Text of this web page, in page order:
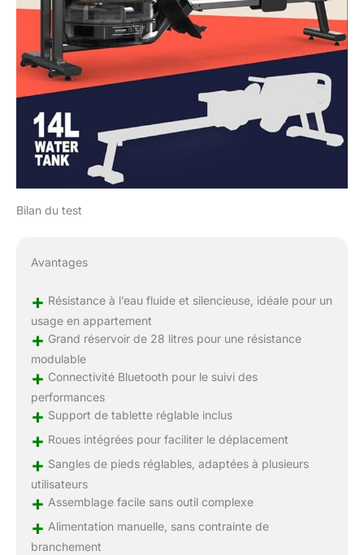
Bilan du test
Avantages
+ Résistance à l’eau fluide et silencieuse, idéale pour un
usage en appartement
+ Grand réservoir de 28 litres pour une résistance
modulable
+ Connectivité Bluetooth pour le suivi des
performances
+ Support de tablette réglable inclus
+ Roues intégrées pour faciliter le déplacement
+ Sangles de pieds réglables, adaptées à plusieurs
utilisateurs
+ Assemblage facile sans outil complexe
+ Alimentation manuelle, sans contrainte de
branchement